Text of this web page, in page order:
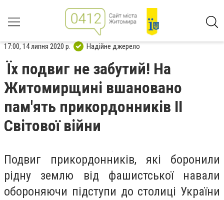
17:00, 14 липня 2020 р. Надійне джерело
Їх подвиг не забутий! На
Житомирщині вшановано
пам'ять прикордонників ІІ
Світової війни
Подвиг прикордонників, які боронили
рідну землю від фашистської навали
обороняючи підступи до столиці України